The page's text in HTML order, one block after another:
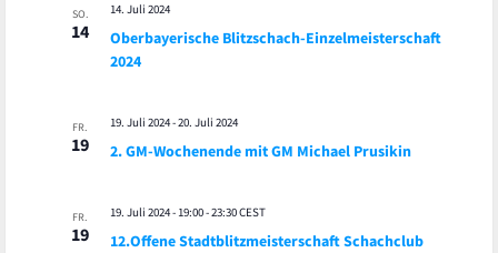
SO.
14
Oberbayerische Blitzschach-Einzelmeisterschaft
2024
14. Juli 2024
FR.
19 2. GM-Wochenende mit GM Michael Prusikin
19. Juli 2024-20. Juli 2024
FR.
19
12.Offene Stadtblitzmeisterschaft Schachclub
19. Juli 2024 - 19:00-23:30CEST